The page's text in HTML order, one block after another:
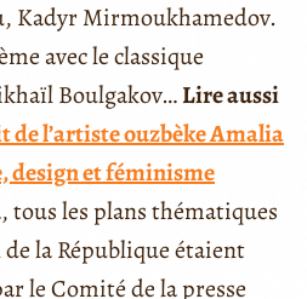
Kadyr Mirmoukhamedov.
avec le classique
Boulgakov…Lire aussi
de l’artiste ouzbèke Amalia
design et féminisme
tous les plans thématiques
la République étaient
le Comité de la presse